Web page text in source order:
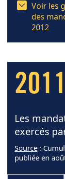
Voir les
des
2012
2011
Les
exercés
Source :
publiée en